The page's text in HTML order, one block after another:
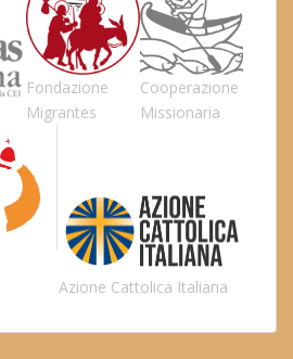
Fondazione
Migrantes
Cooperazione
Missionaria
Azione Cattolica Italiana